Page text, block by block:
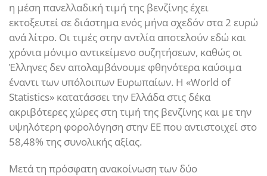
η μέση πανελλαδική τιμή της βενζίνης έχει
εκτοξευτεί σε διάστημα ενός μήνα σχεδόν στα 2 ευρώ
ανά λίτρο. Οι τιμές στην αντλία αποτελούν εδώ και
χρόνια μόνιμο αντικείμενο συζητήσεων, καθώς οι
Έλληνες δεν απολαμβάνουμε φθηνότερα καύσιμα
έναντι των υπόλοιπων Ευρωπαίων. Η «World of
Statistics» κατατάσσει την Ελλάδα στις δέκα
ακριβότερες χώρες στη τιμή της βενζίνης και με την
υψηλότερη φορολόγηση στην ΕΕ που αντιστοιχεί στο
58,48% της συνολικής αξίας.
Μετά τη πρόσφατη ανακοίνωση των δύο